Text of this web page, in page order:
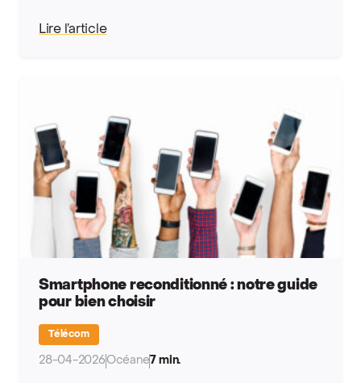
Lire l’article
Smartphone reconditionné : notre guide
pour bien choisir
Télécom
28-04-2026Océane7 min.